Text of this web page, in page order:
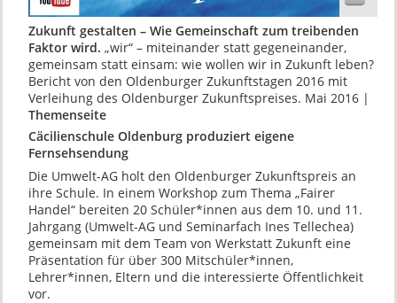
Zukunft gestalten – Wie Gemeinschaft zum treibenden
Faktor wird. „wir“ – miteinander statt gegeneinander,
gemeinsam statt einsam: wie wollen wir in Zukunft leben?
Bericht von den Oldenburger Zukunftstagen 2016 mit
Verleihung des Oldenburger Zukunftspreises. Mai 2016 |
Themenseite
Cäcilienschule Oldenburg produziert eigene
Fernsehsendung
Die Umwelt-AG holt den Oldenburger Zukunftspreis an
ihre Schule. In einem Workshop zum Thema „Fairer
Handel“ bereiten 20 Schüler*innen aus dem 10. und 11.
Jahrgang (Umwelt-AG und Seminarfach Ines Tellechea)
gemeinsam mit dem Team von Werkstatt Zukunft eine
Präsentation für über 300 Mitschüler*innen,
Lehrer*innen, Eltern und die interessierte Öffentlichkeit
vor.